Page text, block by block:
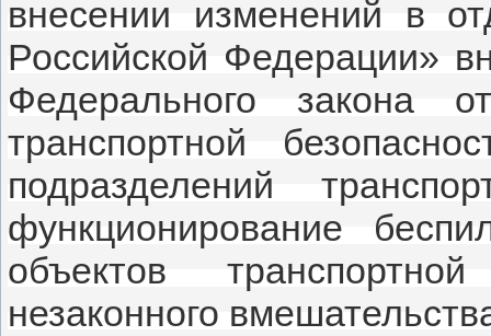
внесении изменений в
Российской Федерации»
Федерального
транспортной
подразделений
функционирование
объектов
незаконного